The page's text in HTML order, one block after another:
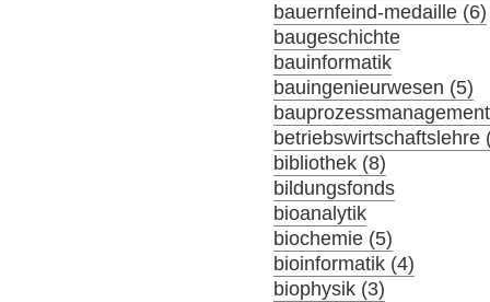
bauernfeind-medaille (6)
baugeschichte
bauinformatik
bauingenieurwesen (5)
betriebswirtschaftslehre
bibliothek (8)
bildungsfonds
bioanalytik
biochemie (5)
bioinformatik (4)
biophysik (3)